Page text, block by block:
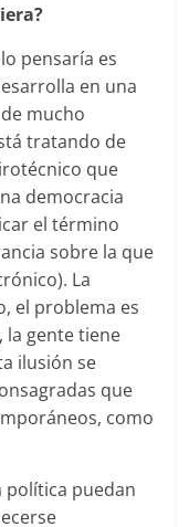
pensaría es
en una
mucho
tratando de
que
democracia
el término
sobre la que
La
el problema es
la gente tiene
ilusión se
que
como
política puedan